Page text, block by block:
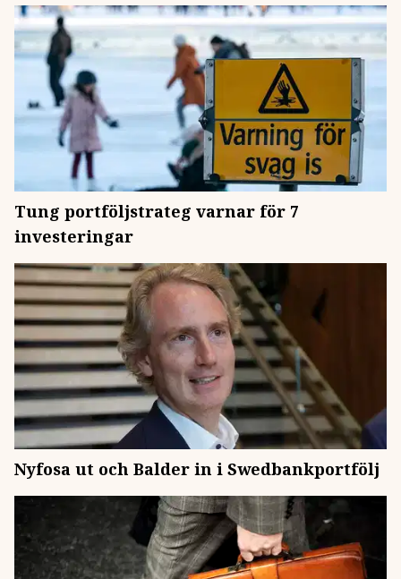
Tung portföljstrateg varnar för 7
investeringar
Nyfosa ut och Balder in i Swedbankportfölj